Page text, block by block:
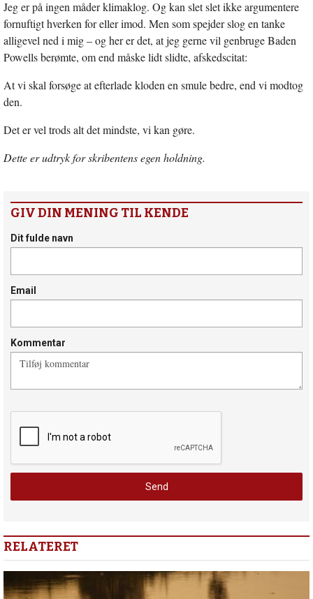
Jeg er på ingen måder klimaklog. Og kan slet slet ikke argumentere
fornuftigt hverken for eller imod. Men som spejder slog en tanke
alligevel ned i mig – og her er det, at jeg gerne vil genbruge Baden
Powells berømte, om end måske lidt slidte, afskedscitat:
At vi skal forsøge at efterlade kloden en smule bedre, end vi modtog
den.
Det er vel trods alt det mindste, vi kan gøre.
Dette er udtryk for skribentens egen holdning.
GIV DIN MENING TIL KENDE
Dit fulde navn
Email
Kommentar
RELATERET